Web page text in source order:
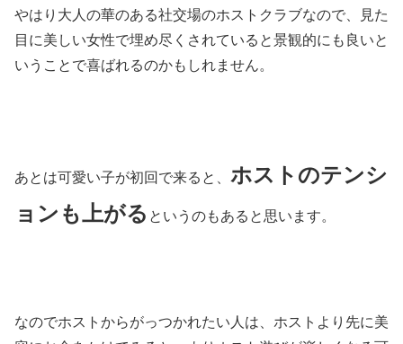
やはり大人の華のある社交場のホストクラブなので、見た
目に美しい女性で埋め尽くされていると景観的にも良いと
いうことで喜ばれるのかもしれません。
あとは可愛い子が初回で来ると、 ホストのテンシ
ョンも上がる というのもあると思います。
なのでホストからがっつかれたい人は、ホストより先に美